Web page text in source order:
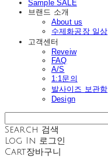
Sample SALE
브랜드 소개
About us
수제화공장 일상
고객센터
Reveiw
FAQ
A/S
1:1문의
발사이즈 보관함
Design
Search 검색
Log In 로그인
Cart장바구니